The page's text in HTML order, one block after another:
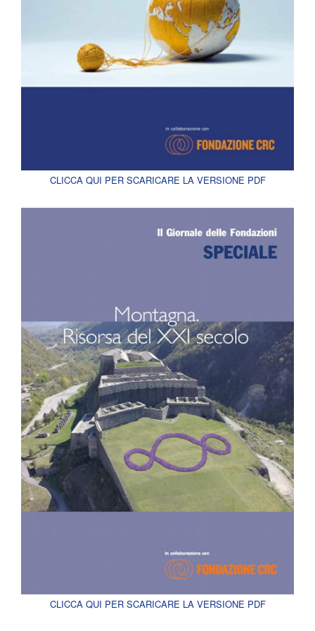
CLICCA QUI PER SCARICARE LA VERSIONE PDF
CLICCA QUI PER SCARICARE LA VERSIONE PDF